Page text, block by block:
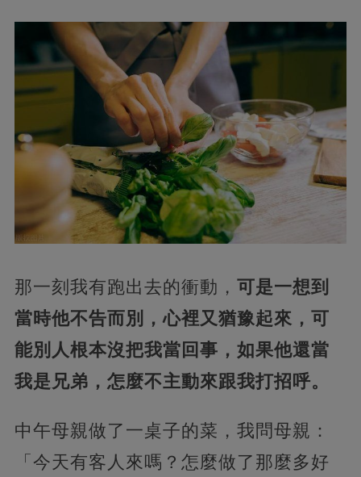
那一刻我有跑出去的衝動， 可是一想到
當時他不告而別，心裡又猶豫起來，可
能別人根本沒把我當回事，如果他還當
我是兄弟，怎麼不主動來跟我打招呼。
中午母親做了一桌子的菜，我問母親：
「今天有客人來嗎？怎麼做了那麼多好